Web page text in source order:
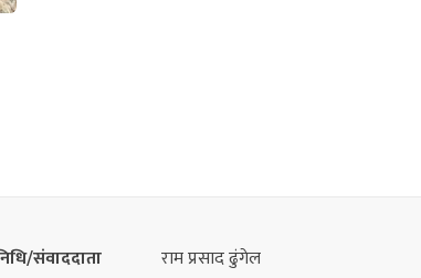
संवाददाता
राम प्रसाद ढुंगेल